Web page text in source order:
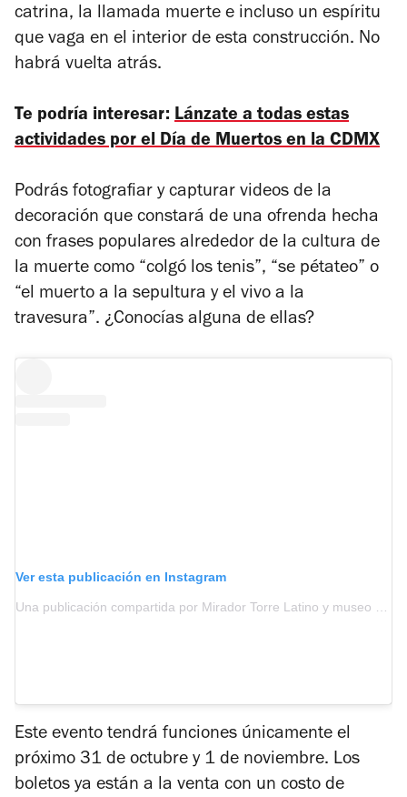
catrina, la llamada muerte e incluso un espíritu
que vaga en el interior de esta construcción. No
habrá vuelta atrás.
Te podría interesar: Lánzate a todas estas
actividades por el Día de Muertos en la CDMX
Podrás fotografiar y capturar videos de la
decoración que constará de una ofrenda hecha
con frases populares alrededor de la cultura de
la muerte como “colgó los tenis”, “se pétateo” o
“el muerto a la sepultura y el vivo a la
travesura”. ¿Conocías alguna de ellas?
Ver esta publicación en Instagram
Una publicación compartida por Mirador Torre Latino y museo de la Ciudad y la Torre (@mirador_torrelatino)
Este evento tendrá funciones únicamente el
próximo 31 de octubre y 1 de noviembre. Los
boletos ya están a la venta con un costo de